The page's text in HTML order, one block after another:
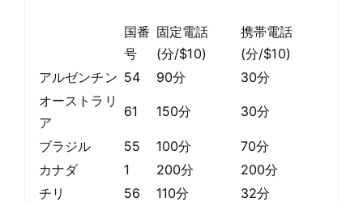
国番
号
固定電話
(分/$10)
携帯電話
(分/$10)
アルゼンチン 54 90分
30分
オーストラリ
ア
61 150分 30分
ブラジル 55 100分
70分
カナダ
1 200分
200分
チリ
56 110分
32分